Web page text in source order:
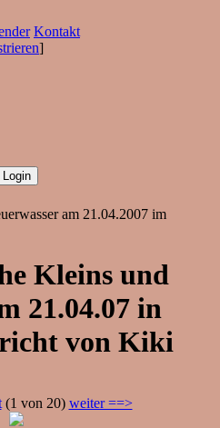
Kontakt
]
am 21.04.2007 im
Kleins und
21.04.07 in
von Kiki
(1 von 20) weiter ==>